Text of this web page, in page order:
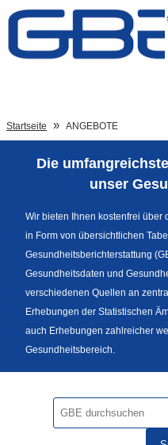
Zum Inhalt
Sprachumschaltung
Fußzeile
Startseite ANGEBOTE
Die
unser
Wir bieten Ihnen kostenfrei über
in Form von übersichtlichen
Gesundheitsberichterstattung
Gesundheitsdaten und
verschiedenen Quellen an
Erhebungen der Statistischen
auch Erhebungen zahlreicher
Gesundheitsbereich.